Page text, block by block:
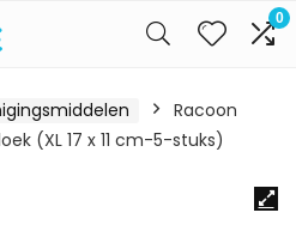
0
Racoon
(XL 17 x 11 cm-5-stuks)